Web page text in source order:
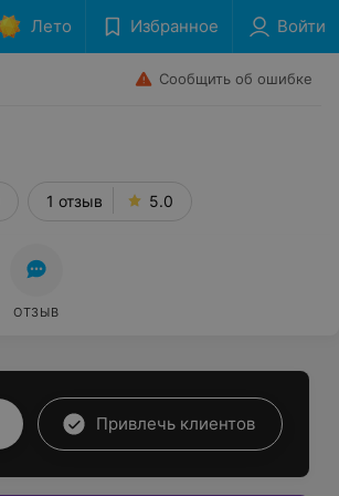
Лето Избранное Войти
Сообщить об ошибке
1 отзыв 5.0
ОТЗЫВ
Привлечь клиентов